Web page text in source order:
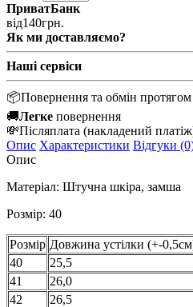
ПриватБанк
від140грн.
Як ми доставляємо?
Наші сервіси
📦Повернення та обмін протягом
🚚Легке повернення
💸Післяплата (накладений
Опис Характеристики Відгуки
Опис
Матеріал: Штучна шкіра, замша
Розмір: 40
Розмір Довжина устілки (+-
40
25,5
41
26,0
42
26,5